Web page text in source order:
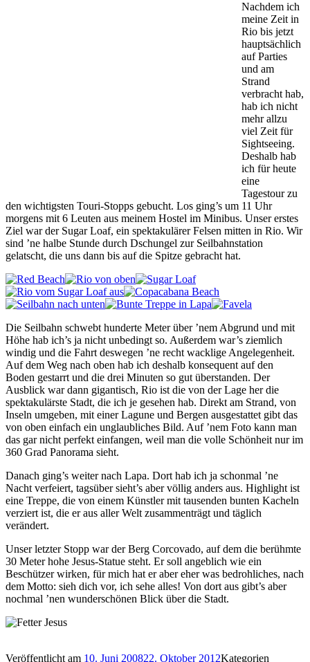
Nachdem ich
meine Zeit in
Rio bis jetzt
hauptsächlich
auf Parties
und am
Strand
verbracht hab,
hab ich nicht
mehr allzu
viel Zeit für
Sightseeing.
Deshalb hab
ich für heute
eine
Tagestour zu
den wichtigsten Touri-Stopps gebucht. Los ging’s um 11 Uhr
morgens mit 6 Leuten aus meinem Hostel im Minibus. Unser erstes
Ziel war der Sugar Loaf, ein spektakulärer Felsen mitten in Rio. Wir
sind ’ne halbe Stunde durch Dschungel zur Seilbahnstation
gelatscht, die uns dann bis auf die Spitze gebracht hat.
Die Seilbahn schwebt hunderte Meter über ’nem Abgrund und mit
Höhe hab ich’s ja nicht unbedingt so. Außerdem war’s ziemlich
windig und die Fahrt deswegen ’ne recht wacklige Angelegenheit.
Auf dem Weg nach oben hab ich deshalb konsequent auf den
Boden gestarrt und die drei Minuten so gut überstanden. Der
Ausblick war dann gigantisch, Rio ist die von der Lage her die
spektakulärste Stadt, die ich je gesehen hab. Direkt am Strand, von
Inseln umgeben, mit einer Lagune und Bergen ausgestattet gibt das
von oben einfach ein unglaubliches Bild. Auf ’nem Foto kann man
das gar nicht perfekt einfangen, weil man die volle Schönheit nur im
360 Grad Panorama sieht.
Danach ging’s weiter nach Lapa. Dort hab ich ja schonmal ’ne
Nacht verfeiert, tagsüber sieht’s aber völlig anders aus. Highlight ist
eine Treppe, die von einem Künstler mit tausenden bunten Kacheln
verziert ist, die er aus aller Welt zusammenträgt und täglich
verändert.
Unser letzter Stopp war der Berg Corcovado, auf dem die berühmte
30 Meter hohe Jesus-Statue steht. Er soll angeblich wie ein
Beschützer wirken, für mich hat er aber eher was bedrohliches, nach
dem Motto: sieh dich vor, ich sehe alles! Von dort aus gibt’s aber
nochmal ’nen wunderschönen Blick über die Stadt.
Veröffentlicht am 10. Juni 200822. Oktober 2012Kategorien